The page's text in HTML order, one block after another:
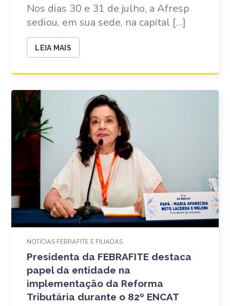
Nos dias 30 e 31 de julho, a Afresp
sediou, em sua sede, na capital […]
LEIA MAIS
NOTÍCIAS FEBRAFITE E FILIADAS
Presidenta da FEBRAFITE destaca
papel da entidade na
implementação da Reforma
Tributária durante o 82º ENCAT